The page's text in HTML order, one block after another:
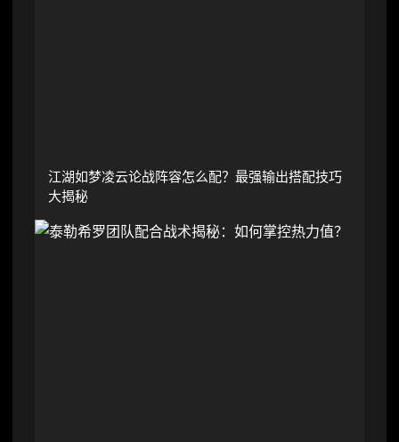
江湖如梦凌云论战阵容怎么配？最强输出搭配技巧
大揭秘